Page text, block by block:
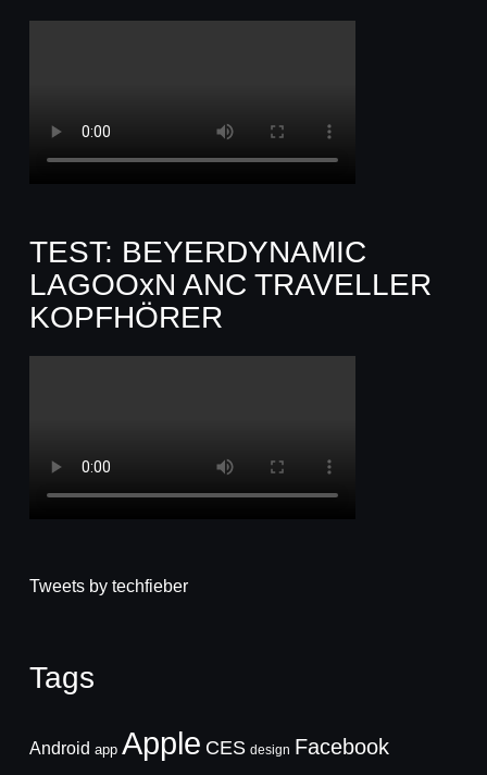
TEST: BEYERDYNAMIC
LAGOOxN ANC TRAVELLER
KOPFHÖRER
Tweets by techfieber
Tags
Android app Apple CES design Facebook